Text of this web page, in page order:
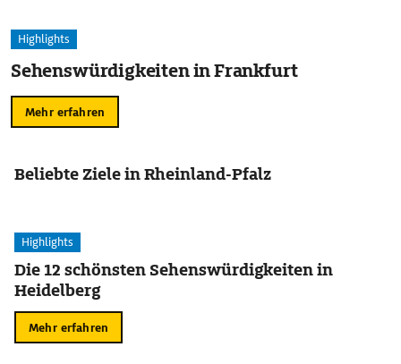
Highlights
Sehenswürdigkeiten in Frankfurt
Mehr erfahren
Beliebte Ziele in Rheinland-Pfalz
Highlights
Die 12 schönsten Sehenswürdigkeiten in
Heidelberg
Mehr erfahren